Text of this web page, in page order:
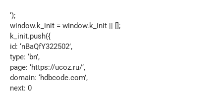
‘);
window.k_init = window.k_init || [];
k_init.push({
id: ‘nBaQfY322502’,
type: ‘bn’,
page: ‘https://ucoz.ru/’,
domain: ‘hdbcode.com’,
next: 0